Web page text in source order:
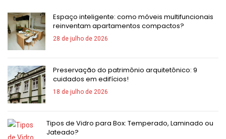
Espaço inteligente: como móveis multifuncionais
reinventam apartamentos compactos?
28 de julho de 2026
Preservação do patrimônio arquitetônico: 9
cuidados em edifícios!
18 de julho de 2026
Tipos de Vidro para Box: Temperado, Laminado ou
Jateado?